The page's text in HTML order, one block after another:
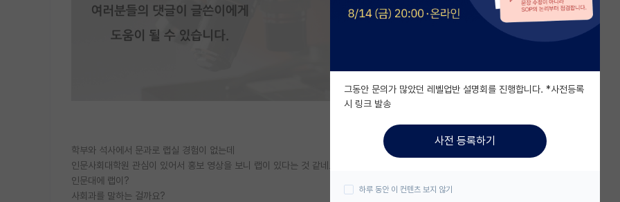
학부와 석사에서 문과로 랩실 경험이 없는데
인문사회대학원 관심이 있어서 홍보 영상을 보니 랩이 있다는 것 같네요?
인문대에 랩이?
사회과를 말하는 걸까요?
그동안 문의가 많았던 레벨업반 설명회를 진행합니다. *사전등록
시 링크 발송
사전 등록하기
하루 동안 이 컨텐츠 보지 않기